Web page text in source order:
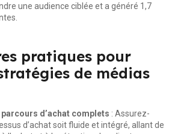
une audience ciblée et a généré 1,7
pratiques pour
de médias
d’achat complets : Assurez-
d’achat soit fluide et intégré, allant de